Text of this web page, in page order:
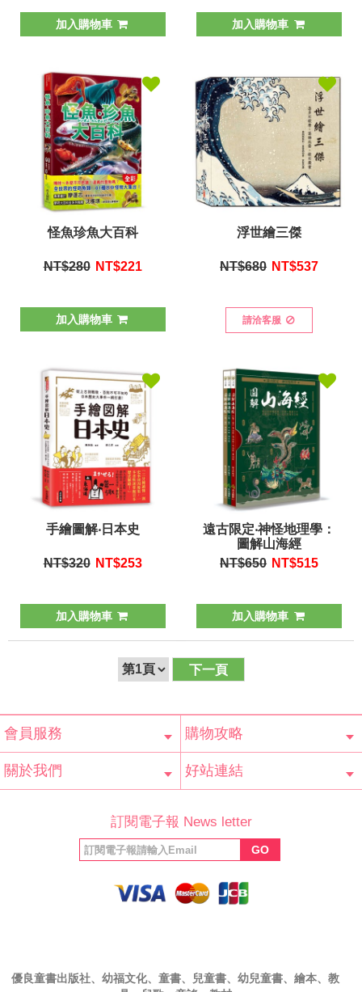
加入購物車 加入購物車
怪魚珍魚大百科
NT$280 NT$221
加入購物車
浮世繪三傑
NT$680 NT$537
請洽客服
手繪圖解‧日本史
NT$320 NT$253
加入購物車
遠古限定‧神怪地理學：
圖解山海經
NT$650 NT$515
加入購物車
下一頁
會員服務
會員辨法
客服信箱
隱私條款
網站導覽
購物攻略
常見問題
購物說明
訂單查詢
關於我們 好站連結
福利協會
絲專頁
訂閱電子報 News letter
GO
優良童書出版社、幼福文化、童書、兒童書、幼兒童書、繪本、教